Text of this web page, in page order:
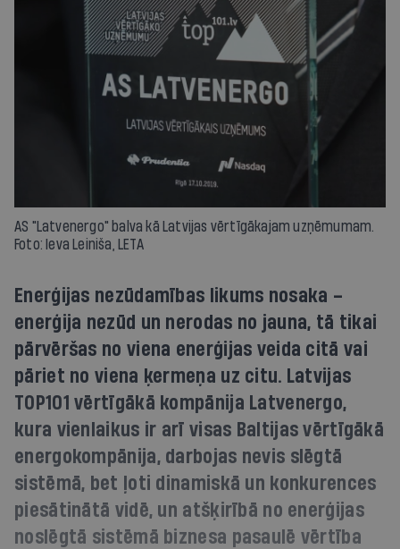
AS "Latvenergo" balva kā Latvijas vērtīgākajam uzņēmumam.
Foto: Ieva Leiniša, LETA
Enerģijas nezūdamības likums nosaka –
enerģija nezūd un nerodas no jauna, tā tikai
pārvēršas no viena enerģijas veida citā vai
pāriet no viena ķermeņa uz citu. Latvijas
TOP101 vērtīgākā kompānija Latvenergo,
kura vienlaikus ir arī visas Baltijas vērtīgākā
energokompānija, darbojas nevis slēgtā
sistēmā, bet ļoti dinamiskā un konkurences
piesātinātā vidē, un atšķirībā no enerģijas
noslēgtā sistēmā biznesa pasaulē vērtība